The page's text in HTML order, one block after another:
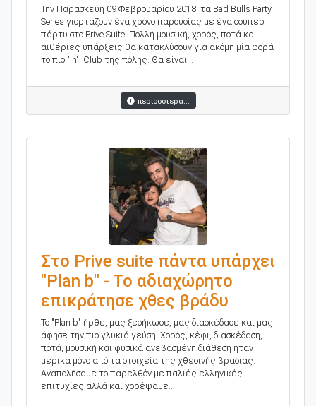
Την Παρασκευή 09 Φεβρουαρίου 2018, τα Bad Bulls Party
Series γιορτάζουν ένα χρόνο παρουσίας με ένα σούπερ
πάρτυ στο Prive Suite. Πολλή μουσική, χορός, ποτά και
αιθέριες υπάρξεις θα κατακλύσουν για ακόμη μία φορά
το πιο "in" Club της πόλης. Θα είναι...
περισσότερα...
Στο Prive suite πάντα υπάρχει
"Plan b" - To αδιαχώρητο
επικράτησε χθες βράδυ
Το "Plan b" ήρθε, μας ξεσήκωσε, μας διασκέδασε και μας
άφησε την πιο γλυκιά γεύση. Χορός, κέφι, διασκέδαση,
ποτά, μουσική και φυσικά ανεβασμένη διάθεση ήταν
μερικά μόνο από τα στοιχεία της χθεσινής βραδιάς.
Αναπολήσαμε το παρελθόν με παλιές ελληνικές
επιτυχίες αλλά και χορέψαμε...